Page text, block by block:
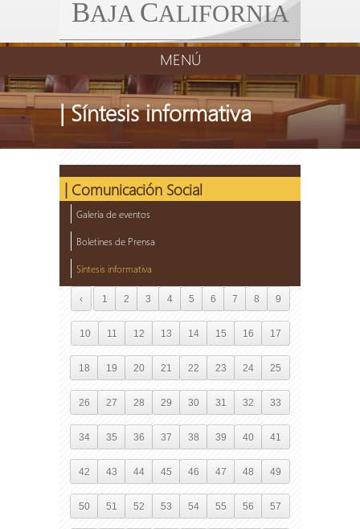
BAJA CALIFORNIA
MENÚ
| Síntesis informativa
| Comunicación Social
Galería de eventos
Boletines de Prensa
Síntesis informativa
‹ 1 2 3 4 5 6 7 8 9
10 11 12 13 14 15 16 17
18 19 20 21 22 23 24 25
26 27 28 29 30 31 32 33
34 35 36 37 38 39 40 41
42 43 44 45 46 47 48 49
50 51 52 53 54 55 56 57